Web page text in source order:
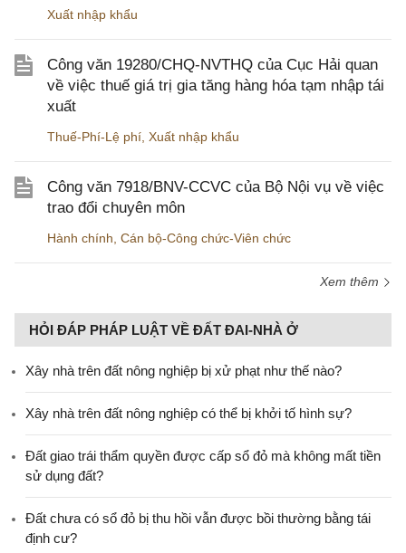
Xuất nhập khẩu
Công văn 19280/CHQ-NVTHQ của Cục Hải quan
về việc thuế giá trị gia tăng hàng hóa tạm nhập tái
xuất
Thuế-Phí-Lệ phí Xuất nhập khẩu
Công văn 7918/BNV-CCVC của Bộ Nội vụ về việc
trao đổi chuyên môn
Hành chính Cán bộ-Công chức-Viên chức
Xem thêm
HỎI ĐÁP PHÁP LUẬT VỀ ĐẤT ĐAI-NHÀ Ở
Xây nhà trên đất nông nghiệp bị xử phạt như thế nào?
Xây nhà trên đất nông nghiệp có thể bị khởi tố hình sự?
Đất giao trái thẩm quyền được cấp sổ đỏ mà không mất tiền
sử dụng đất?
Đất chưa có sổ đỏ bị thu hồi vẫn được bồi thường bằng tái
định cư?